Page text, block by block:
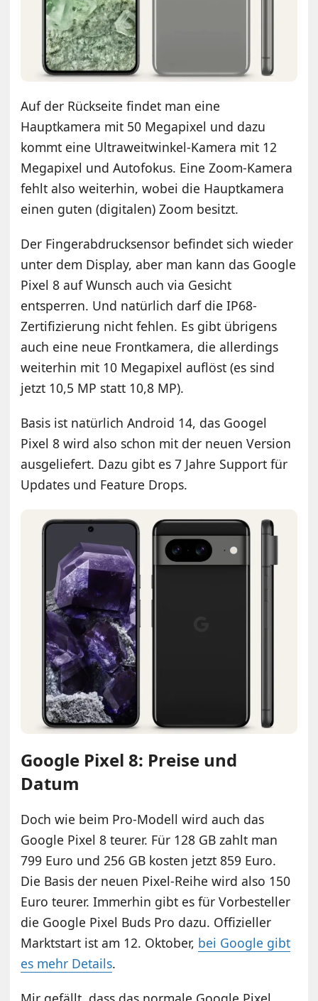
Auf der Rückseite findet man eine
Hauptkamera mit 50 Megapixel und dazu
kommt eine Ultraweitwinkel-Kamera mit 12
Megapixel und Autofokus. Eine Zoom-Kamera
fehlt also weiterhin, wobei die Hauptkamera
einen guten (digitalen) Zoom besitzt.
Der Fingerabdrucksensor befindet sich wieder
unter dem Display, aber man kann das Google
Pixel 8 auf Wunsch auch via Gesicht
entsperren. Und natürlich darf die IP68-
Zertifizierung nicht fehlen. Es gibt übrigens
auch eine neue Frontkamera, die allerdings
weiterhin mit 10 Megapixel auflöst (es sind
jetzt 10,5 MP statt 10,8 MP).
Basis ist natürlich Android 14, das Googel
Pixel 8 wird also schon mit der neuen Version
ausgeliefert. Dazu gibt es 7 Jahre Support für
Updates und Feature Drops.
Google Pixel 8: Preise und
Datum
Doch wie beim Pro-Modell wird auch das
Google Pixel 8 teurer. Für 128 GB zahlt man
799 Euro und 256 GB kosten jetzt 859 Euro.
Die Basis der neuen Pixel-Reihe wird also 150
Euro teurer. Immerhin gibt es für Vorbesteller
die Google Pixel Buds Pro dazu. Offizieller
Marktstart ist am 12. Oktober, bei Google gibt
es mehr Details.